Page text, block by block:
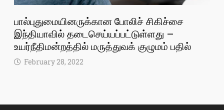
பால்புதுமையினருக்கான போலிச் சிகிச்சை
இந்தியாவில் தடைசெய்யப்பட்டுள்ளது –
உயர்நீதிமன்றத்தில் மருத்துவக் குழுமம் பதில்
February 28, 2022